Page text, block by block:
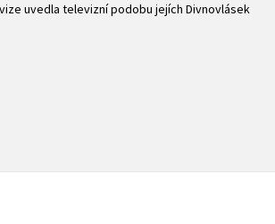
uvedla televizní podobu jejích Divnovlásek